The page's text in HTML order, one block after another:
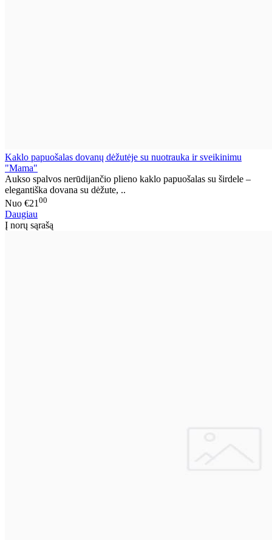
Kaklo papuošalas dovanų dėžutėje su nuotrauka ir sveikinimu
"Mama"
Aukso spalvos nerūdijančio plieno kaklo papuošalas su širdele –
elegantiška dovana su dėžute, ..
Nuo €21 00
Daugiau
Į norų sąrašą